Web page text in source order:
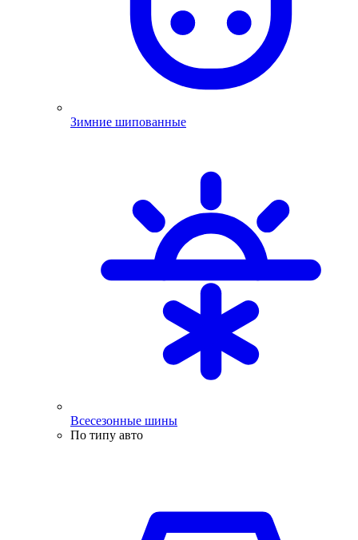
Зимние шипованные
Всесезонные шины
По типу авто